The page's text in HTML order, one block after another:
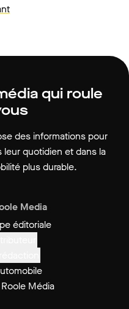
qui roule
des informations pour
quotidien et dans la
plus durable.
Media
éditoriale
Média